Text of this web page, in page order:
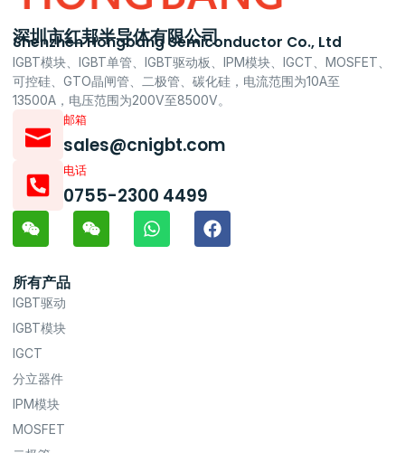
深圳市红邦半导体有限公司
Shenzhen Hongbang Semiconductor Co., Ltd
IGBT模块、IGBT单管、IGBT驱动板、IPM模块、IGCT、MOSFET、
可控硅、GTO晶闸管、二极管、碳化硅，电流范围为10A至
13500A，电压范围为200V至8500V。
邮箱
sales@cnigbt.com
电话
0755-2300 4499
所有产品
IGBT驱动
IGBT模块
IGCT
分立器件
IPM模块
MOSFET